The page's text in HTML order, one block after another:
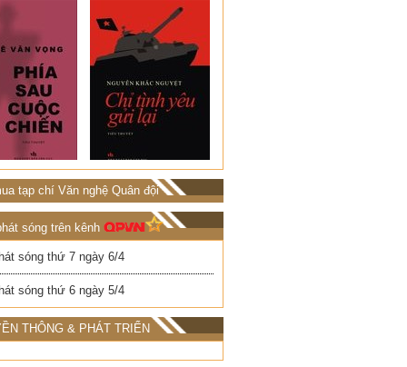
tạp chí Văn nghệ Quân đội
sóng trên kênh
sóng thứ 7 ngày 6/4
sóng thứ 6 ngày 5/4
THÔNG & PHÁT TRIỂN